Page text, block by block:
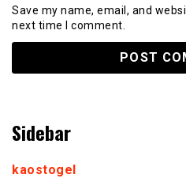
Save my name, email, and
next time I comment.
Sidebar
kaostogel